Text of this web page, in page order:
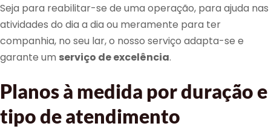
Seja para reabilitar-se de uma operação, para ajuda nas
atividades do dia a dia ou meramente para ter
companhia, no seu lar, o nosso serviço adapta-se e
garante um serviço de excelência.
Planos à medida por duração e
tipo de atendimento